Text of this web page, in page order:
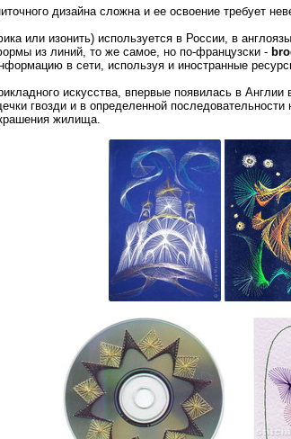
дизайна сложна и ее освоение требует
или изонить) используется в России, в
из линий, то же самое, но по-французски -
в сети, используя и иностранные
искусства, впервые появилась в
гвозди и в определенной
жилища.